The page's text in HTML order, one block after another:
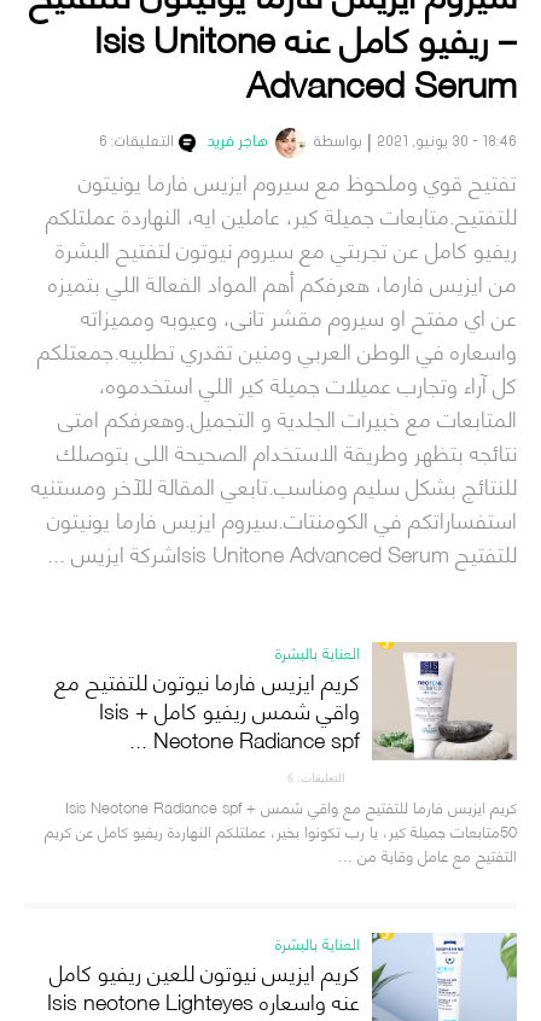
– ريفيو كامل عنه Isis Unitone
Advanced Serum
18:46 - 30 يونيو, 2021 بواسطة هاجر فريد التعليقات: 6
تفتيح قوي وملحوظ مع سيروم ايزيس فارما يونيتون
للتفتيح.متابعات جميلة كير، عاملين ايه، النهاردة عملتلكم
ريفيو كامل عن تجربتي مع سيروم نيوتون لتفتيح البشرة
من ايزيس فارما، هعرفكم أهم المواد الفعالة اللي بتميزه
عن اي مفتح او سيروم مقشر تانى، وعيوبه ومميزاته
واسعاره في الوطن العربي ومنين تقدري تطلبيه.جمعتلكم
كل آراء وتجارب عميلات جميلة كير اللي استخدموه،
المتابعات مع خبيرات الجلدية و التجميل.وهعرفكم امتى
نتائجه بتظهر وطريقة الاستخدام الصحيحة اللى بتوصلك
للنتائج بشكل سليم ومناسب.تابعي المقالة للآخر ومستنيه
استفساراتكم في الكومنتات.سيروم ايزيس فارما يونيتون
للتفتيح Isis Unitone Advanced Serumشركة ايزيس ...
العناية بالبشرة
كريم ايزيس فارما نيوتون للتفتيح مع
واقي شمس ريفيو كامل + Isis
Neotone Radiance spf ...
التعليقات: 6
كريم ايزيس فارما للتفتيح مع واقي شمس + Isis Neotone Radiance spf
50متابعات جميلة كير، يا رب تكونوا بخير، عملتلكم النهاردة ريفيو كامل عن كريم
التفتيح مع عامل وقاية من ...
العناية بالبشرة
كريم ايزيس نيوتون للعين ريفيو كامل
عنه واسعاره Isis neotone Lighteyes